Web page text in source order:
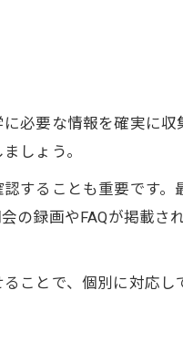
必要な情報を確実に
しょう。
することも重要です
の録画やFAQが掲載
ことで、個別に対応